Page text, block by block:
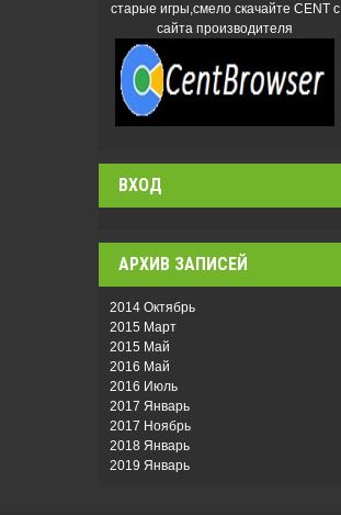
старые игры,смело скачайте CENT с
сайта производителя
ВХОД
АРХИВ ЗАПИСЕЙ
2014 Октябрь
2015 Март
2015 Май
2016 Май
2016 Июль
2017 Январь
2017 Ноябрь
2018 Январь
2019 Январь